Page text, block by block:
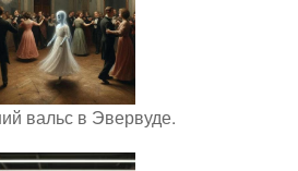
вальс в Эвервуде.